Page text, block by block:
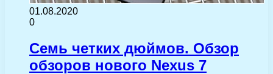
01.08.2020
0
Семь четких дюймов. Обзор
обзоров нового Nexus 7